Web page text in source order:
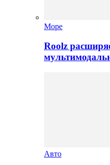
Море
Roolz
Авто